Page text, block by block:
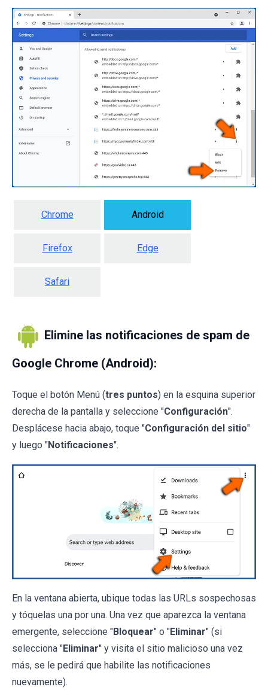
Chrome Android
Firefox Edge
Safari
Elimine las notificaciones de spam de
Google Chrome (Android):
Toque el botón Menú (tres puntos) en la esquina superior
derecha de la pantalla y seleccione "Configuración".
Desplácese hacia abajo, toque "Configuración del sitio"
y luego "Notificaciones".
En la ventana abierta, ubique todas las URLs sospechosas
y tóquelas una por una. Una vez que aparezca la ventana
emergente, seleccione "Bloquear" o "Eliminar" (si
selecciona "Eliminar" y visita el sitio malicioso una vez
más, se le pedirá que habilite las notificaciones
nuevamente).